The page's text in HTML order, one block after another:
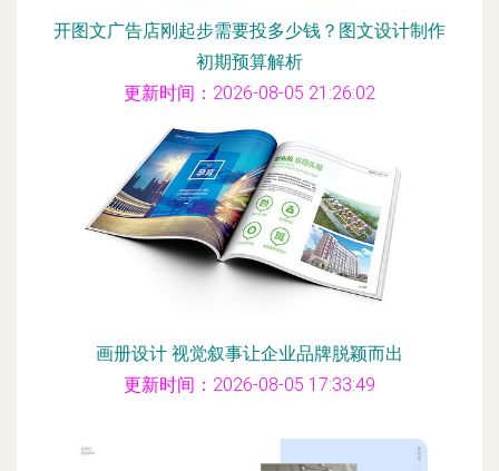
开图文广告店刚起步需要投多少钱？图文设计制作
初期预算解析
更新时间：2026-08-05 21:26:02
画册设计 视觉叙事让企业品牌脱颖而出
更新时间：2026-08-05 17:33:49